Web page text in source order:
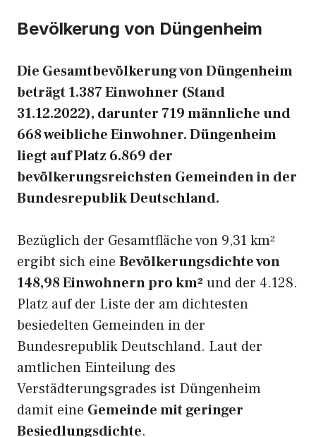
Bevölkerung von Düngenheim
Die Gesamtbevölkerung von Düngenheim
beträgt 1.387 Einwohner (Stand
31.12.2022), darunter 719 männliche und
668 weibliche Einwohner. Düngenheim
liegt auf Platz 6.869 der
bevölkerungsreichsten Gemeinden in der
Bundesrepublik Deutschland.
Bezüglich der Gesamtfläche von 9,31 km²
ergibt sich eine Bevölkerungsdichte von
148,98 Einwohnern pro km² und der 4.128.
Platz auf der Liste der am dichtesten
besiedelten Gemeinden in der
Bundesrepublik Deutschland. Laut der
amtlichen Einteilung des
Verstädterungsgrades ist Düngenheim
damit eine Gemeinde mit geringer
Besiedlungsdichte.